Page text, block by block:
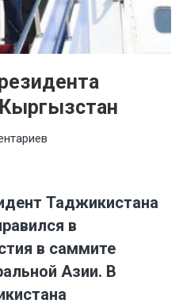
Таджикистана
в
в саммите
Азии. В